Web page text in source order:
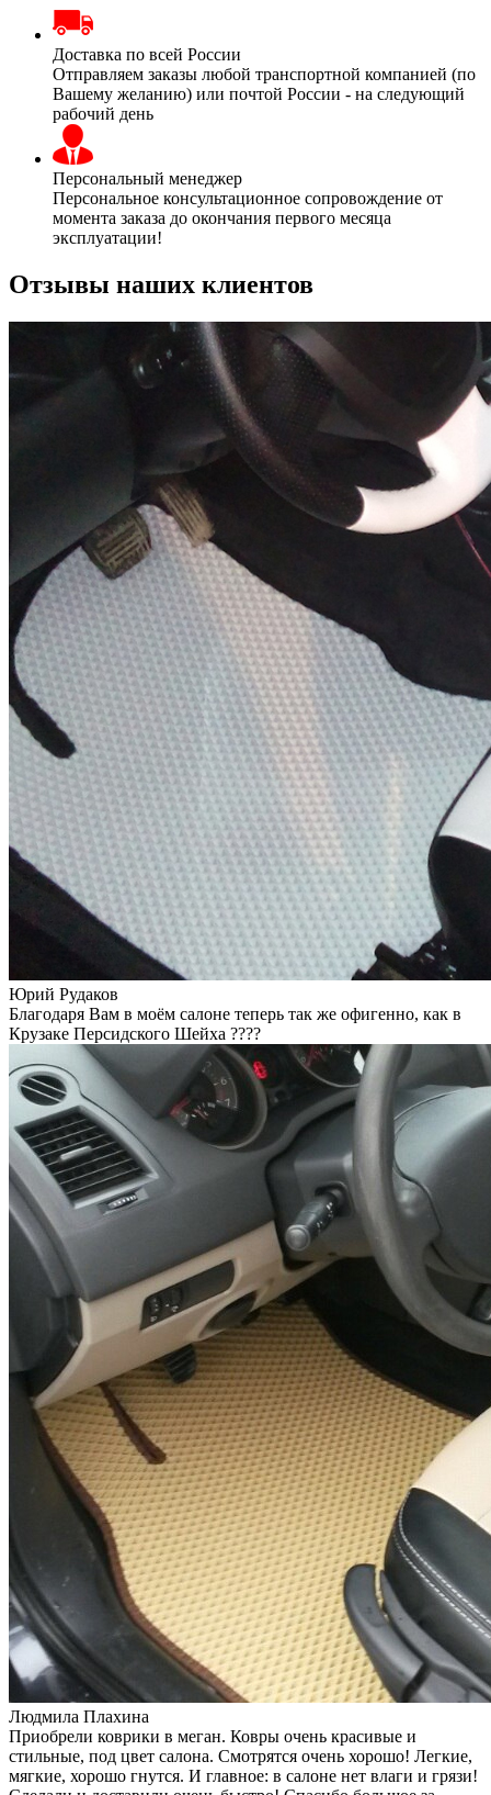
Доставка по всей России
Отправляем заказы любой транспортной компанией (по
Вашему желанию) или почтой России - на следующий
рабочий день
Персональный менеджер
Персональное консультационное сопровождение от
момента заказа до окончания первого месяца
эксплуатации!
Отзывы наших клиентов
Юрий Рудаков
Благодаря Вам в моём салоне теперь так же офигенно, как в
Крузаке Персидского Шейха ????
Людмила Плахина
Приобрели коврики в меган. Ковры очень красивые и
стильные, под цвет салона. Смотрятся очень хорошо! Легкие,
мягкие, хорошо гнутся. И главное: в салоне нет влаги и грязи!